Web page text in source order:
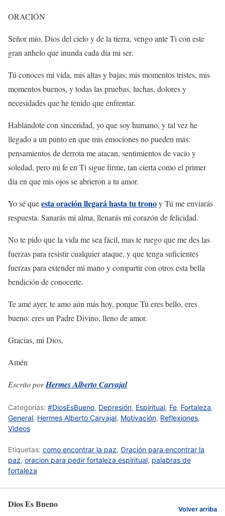
ORACIÓN
Señor mío, Dios del cielo y de la tierra, vengo ante Ti con este
gran anhelo que inunda cada día mi ser.
Tú conoces mi vida, mis altas y bajas; mis momentos tristes, mis
momentos buenos, y todas las pruebas, luchas, dolores y
necesidades que he tenido que enfrentar.
Hablándote con sinceridad, yo que soy humano, y tal vez he
llegado a un punto en que mis emociones no pueden más:
pensamientos de derrota me atacan, sentimientos de vacío y
soledad, pero mi fe en Ti sigue firme, tan cierta como el primer
día en que mis ojos se abrieron a tu amor.
Yo sé queesta oración llegará hasta tu tronoy Tú me enviarás
respuesta. Sanarás mi alma, llenarás mi corazón de felicidad.
No te pido que la vida me sea fácil, mas te ruego que me des las
fuerzas para resistir cualquier ataque, y que tenga suficientes
fuerzas para extender mi mano y compartir con otros esta bella
bendición de conocerte.
Te amé ayer, te amo aún más hoy, porque Tú eres bello, eres
bueno: eres un Padre Divino, lleno de amor.
Gracias, mi Dios,
Amén
Escrito porHermes Alberto Carvajal
Categorías: #DiosEsBueno, Depresión, Espiritual, Fe, Fortaleza,
General, Hermes Alberto Carvajal, Motivación, Reflexiones,
Videos
Etiquetas: como encontrar la paz, Oración para encontrar la
paz, oracion para pedir fortaleza espiritual, palabras de
fortaleza
Dios Es Bueno Volver arriba